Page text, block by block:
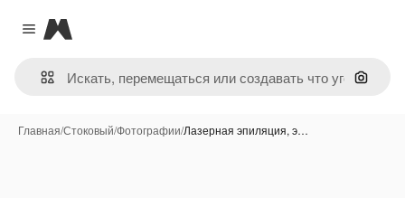
Close menu
Magnific
Поиск
Главная/Стоковый/Фотографии/Лазерная эпиляция, э…